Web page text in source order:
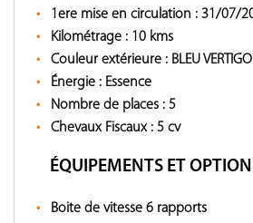
1ere mise en circulation : 31/07/
Kilométrage : 10 kms
Couleur extérieure : BLEU
Énergie : Essence
Nombre de places : 5
Chevaux Fiscaux : 5 cv
ÉQUIPEMENTS ET
Boite de vitesse 6 rapports